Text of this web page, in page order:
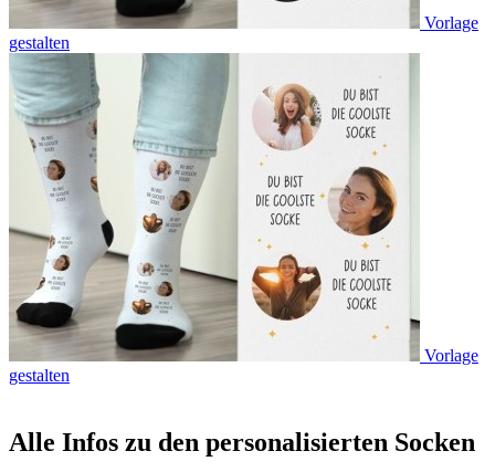
Vorlage
gestalten
Vorlage
gestalten
Alle Infos zu den personalisierten Socken